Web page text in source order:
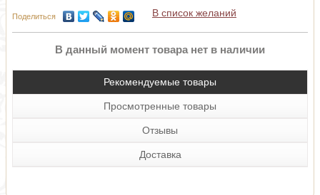
Поделиться В список желаний
В данный момент товара нет в наличии
Рекомендуемые товары
Просмотренные товары
Отзывы
Доставка